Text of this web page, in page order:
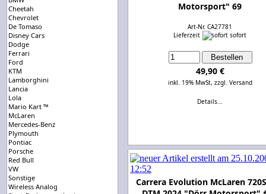
Cheetah
Chevrolet
De Tomaso
Disney Cars
Dodge
Ferrari
Ford
KTM
Lamborghini
Lancia
Lola
Mario Kart ™
McLaren
Mercedes-Benz
Plymouth
Pontiac
Porsche
Red Bull
VW
Sonstige
Wireless Analog
Motorsport" 69
Art-Nr. CA27781
Lieferzeit
sofort
49,90 €
inkl. 19% MwSt, zzgl. Versand
Details...
Carrera Evolution McLaren